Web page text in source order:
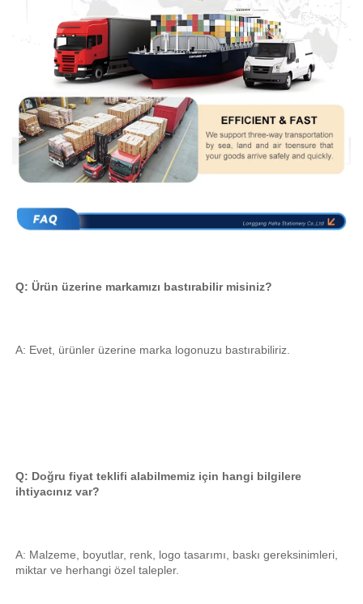
Q: Ürün üzerine markamızı bastırabilir misiniz?
A: Evet, ürünler üzerine marka logonuzu bastırabiliriz.
Q: Doğru fiyat teklifi alabilmemiz için hangi bilgilere
ihtiyacınız var?
A: Malzeme, boyutlar, renk, logo tasarımı, baskı gereksinimleri,
miktar ve herhangi özel talepler.